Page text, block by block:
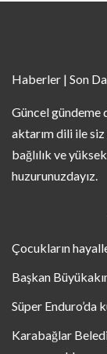
Haberler | Son
Güncel
aktarım dili ile
bağlılık ve
huzurunuzdayız.
Çocukların
Başkan
Süper Enduro’da
Karabağlar